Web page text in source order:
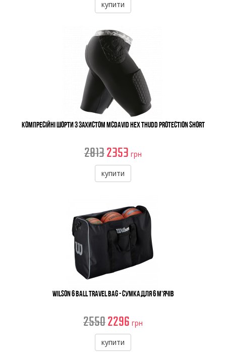
купити
Компресійні шорти з захистом McDavid Hex Thudd Protection Short
28132353 грн
купити
Wilson 6 Ball Travel Bag - Сумка для 6 м'ячів
25502296 грн
купити